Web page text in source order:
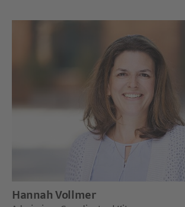
Hannah Vollmer